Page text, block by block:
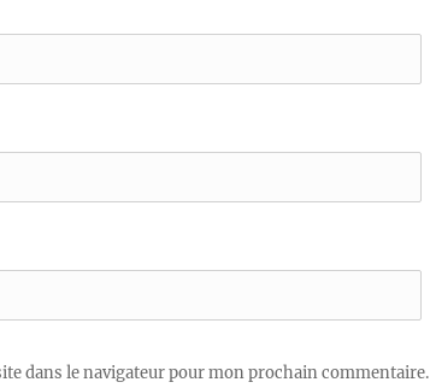
dans le navigateur pour mon prochain commentaire.